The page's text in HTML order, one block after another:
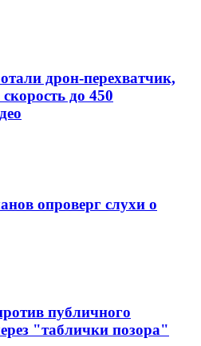
дрон-перехватчик,
до 450
опроверг слухи о
публичного
"таблички позора"